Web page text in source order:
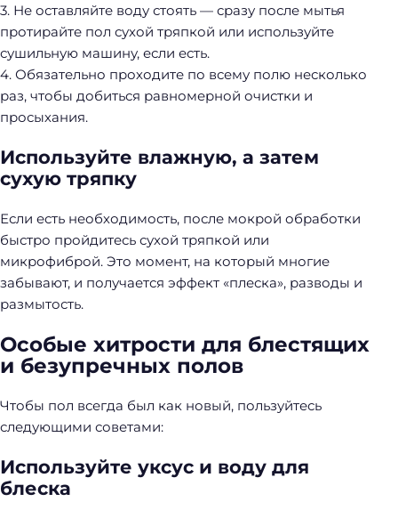
3. Не оставляйте воду стоять — сразу после мытья
протирайте пол сухой тряпкой или используйте
сушильную машину, если есть.
4. Обязательно проходите по всему полю несколько
раз, чтобы добиться равномерной очистки и
просыхания.
Используйте влажную, а затем
сухую тряпку
Если есть необходимость, после мокрой обработки
быстро пройдитесь сухой тряпкой или
микрофиброй. Это момент, на который многие
забывают, и получается эффект «плеска», разводы и
размытость.
Особые хитрости для блестящих
и безупречных полов
Чтобы пол всегда был как новый, пользуйтесь
следующими советами:
Используйте уксус и воду для
блеска
Н
а